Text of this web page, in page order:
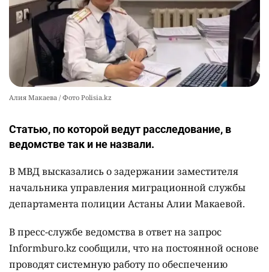
Алия Макаева / Фото Polisia.kz
Статью, по которой ведут расследование, в
ведомстве так и не назвали.
В МВД высказались о задержании заместителя
начальника управления миграционной службы
департамента полиции Астаны Алии Макаевой.
В пресс-службе ведомства в ответ на запрос
Informburo.kz сообщили, что на постоянной основе
проводят системную работу по обеспечению